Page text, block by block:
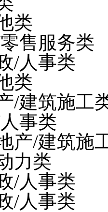
类
售服务类
/人事类
类
/建筑施工
事类
产/建筑施
力类
/人事类
/人事类